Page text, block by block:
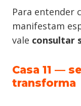
Para entender
manifestam
vale consultar
Casa 11 —
transforma